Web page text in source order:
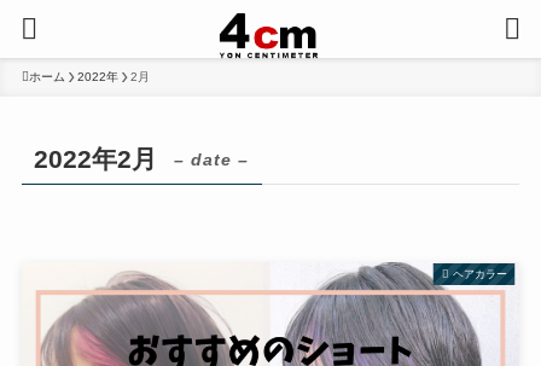
ホーム 2022年 2月
2022年2月 – date –
ヘアカラー